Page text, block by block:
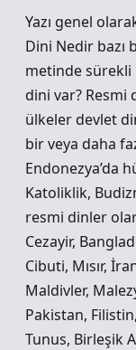
Yazı genel
Dini Nedir bazı
metinde
dini var? Resmi
ülkeler devlet
bir veya daha
Endonezya’da
Katoliklik,
resmi dinler
Cezayir,
Cibuti, Mısır,
Maldivler,
Pakistan,
Tunus, Birleşik